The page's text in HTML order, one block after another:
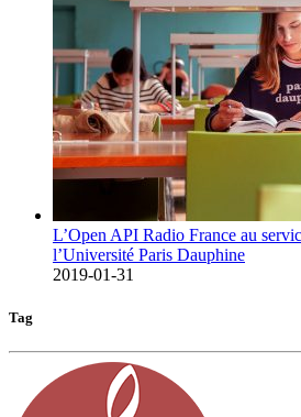
L’Open API Radio France au
l’Université Paris Dauphine
2019-01-31
Tag